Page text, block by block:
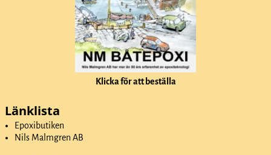
Klicka för att beställa
Länklista
Epoxibutiken
Nils Malmgren AB